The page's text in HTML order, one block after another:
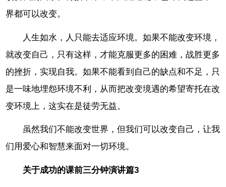
界都可以改变。
人生如水，人只能去适应环境。如果不能改变环境，
就改变自己，只有这样，才能克服更多的困难，战胜更多
的挫折，实现自我。如果不能看到自己的缺点和不足，只
是一味地埋怨环境不利，从而把改变境遇的希望寄托在改
变环境上，这实在是徒劳无益。
虽然我们不能改变世界，但我们可以改变自己，让我
们用爱心和智慧来面对一切环境。
关于成功的课前三分钟演讲篇3